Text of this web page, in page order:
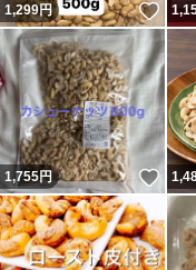
1,299円 い
1,755円 い